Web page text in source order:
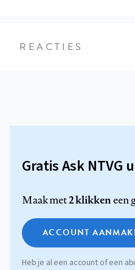
REACTIES
Gratis Ask NTVG
Maak met2 klikkeneen
ACCOUNT
Heb je al een account of een